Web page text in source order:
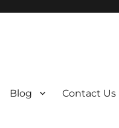
Blog Contact Us